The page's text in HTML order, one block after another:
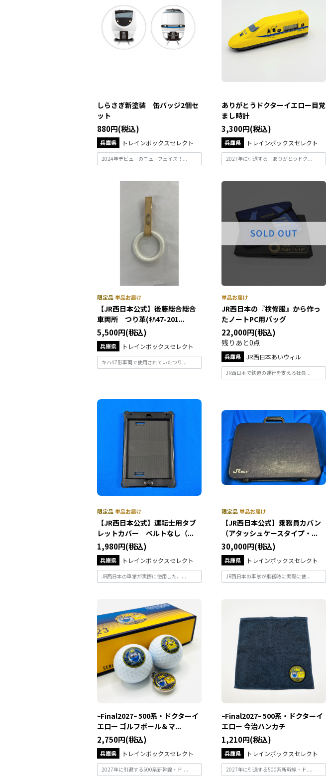
しらさぎ新塗装 缶バッジ2個セ
ット
880円(税込)
兵庫県 トレインボックスセレクト
2024年デビューのニューフェイス！...
ありがとうドクターイエロー目覚
まし時計
3,300円(税込)
兵庫県 トレインボックスセレクト
2027年に引退する「ありがとうドク...
【JR西日本公式】後藤総合総合
車両所 つり革(ｷﾊ47-201...
5,500円(税込)
兵庫県 トレインボックスセレクト
キハ47形車両で使用されていたつり...
JR西日本の『検修服』から作っ
たノートPC用バッグ
22,000円(税込)
残りあと0点
兵庫県 JR西日本あいウィル
JR西日本で鉄道の運行を支える社員...
【JR西日本公式】運転士用タブ
レットカバー ベルトなし（...
1,980円(税込)
兵庫県 トレインボックスセレクト
JR西日本の車掌が実際に使用した、...
【JR西日本公式】乗務員カバン
（アタッシュケースタイプ・...
30,000円(税込)
兵庫県 トレインボックスセレクト
JR西日本の車掌が乗務時に実際に使...
ｰFinal2027ｰ 500系・ドクターイ
エロー ゴルフボール＆マ...
2,750円(税込)
兵庫県 トレインボックスセレクト
2027年に引退する500系新幹線・ド....
ｰFinal2027ｰ 500系・ドクターイ
エロー 今治ハンカチ
1,210円(税込)
兵庫県 トレインボックスセレクト
2027年に引退する500系新幹線・ド....